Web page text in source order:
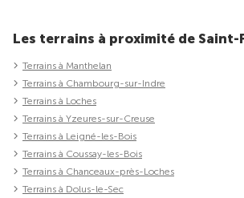
Les terrains à proximité de Saint-
Terrains à Manthelan
Terrains à Chambourg-sur-Indre
Terrains à Loches
Terrains à Yzeures-sur-Creuse
Terrains à Leigné-les-Bois
Terrains à Coussay-les-Bois
Terrains à Chanceaux-près-Loches
Terrains à Dolus-le-Sec